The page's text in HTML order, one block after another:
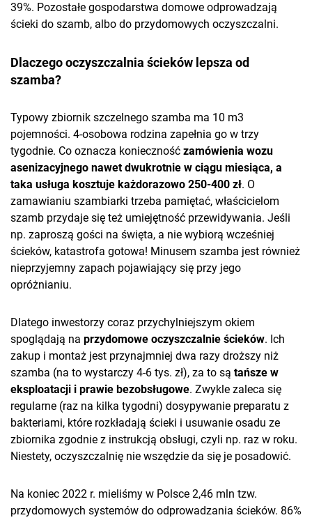
39%. Pozostałe gospodarstwa domowe odprowadzają
ścieki do szamb, albo do przydomowych oczyszczalni.
Dlaczego oczyszczalnia ścieków lepsza od
szamba?
Typowy zbiornik szczelnego szamba ma 10 m3
pojemności. 4-osobowa rodzina zapełnia go w trzy
tygodnie. Co oznacza konieczność zamówienia wozu
asenizacyjnego nawet dwukrotnie w ciągu miesiąca, a
taka usługa kosztuje każdorazowo 250-400 zł. O
zamawianiu szambiarki trzeba pamiętać, właścicielom
szamb przydaje się też umiejętność przewidywania. Jeśli
np. zaproszą gości na święta, a nie wybiorą wcześniej
ścieków, katastrofa gotowa! Minusem szamba jest również
nieprzyjemny zapach pojawiający się przy jego
opróżnianiu.
Dlatego inwestorzy coraz przychylniejszym okiem
spoglądają na przydomowe oczyszczalnie ścieków. Ich
zakup i montaż jest przynajmniej dwa razy droższy niż
szamba (na to wystarczy 4-6 tys. zł), za to są tańsze w
eksploatacji i prawie bezobsługowe. Zwykle zaleca się
regularne (raz na kilka tygodni) dosypywanie preparatu z
bakteriami, które rozkładają ścieki i usuwanie osadu ze
zbiornika zgodnie z instrukcją obsługi, czyli np. raz w roku.
Niestety, oczyszczalnię nie wszędzie da się je posadowić.
Na koniec 2022 r. mieliśmy w Polsce 2,46 mln tzw.
przydomowych systemów do odprowadzania ścieków. 86%